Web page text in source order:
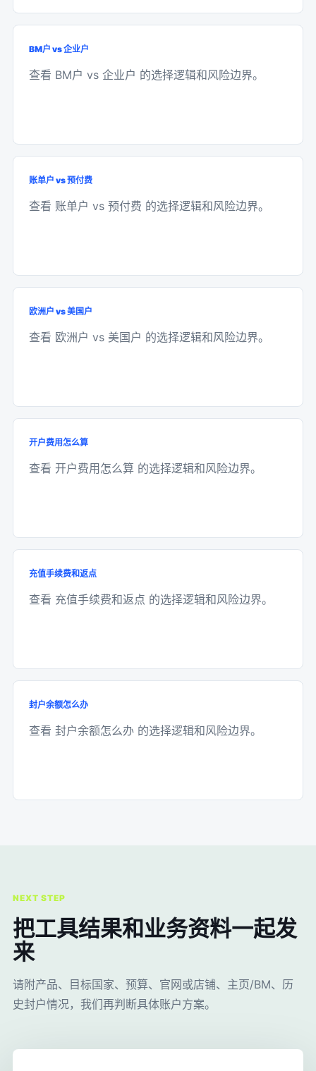
BM户 vs 企业户
查看 BM户 vs 企业户 的选择逻辑和风险边界。
账单户 vs 预付费
查看 账单户 vs 预付费 的选择逻辑和风险边界。
欧洲户 vs 美国户
查看 欧洲户 vs 美国户 的选择逻辑和风险边界。
开户费用怎么算
查看 开户费用怎么算 的选择逻辑和风险边界。
充值手续费和返点
查看 充值手续费和返点 的选择逻辑和风险边界。
封户余额怎么办
查看 封户余额怎么办 的选择逻辑和风险边界。
NEXT STEP
把工具结果和业务资料一起发
来
请附产品、目标国家、预算、官网或店铺、主页/BM、历
史封户情况，我们再判断具体账户方案。